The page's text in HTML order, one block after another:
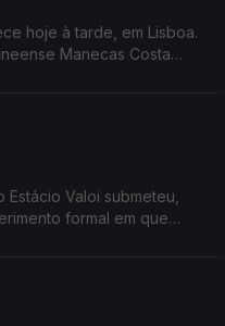
hoje à tarde, em Lisboa.
Manecas Costa
Valoi submeteu,